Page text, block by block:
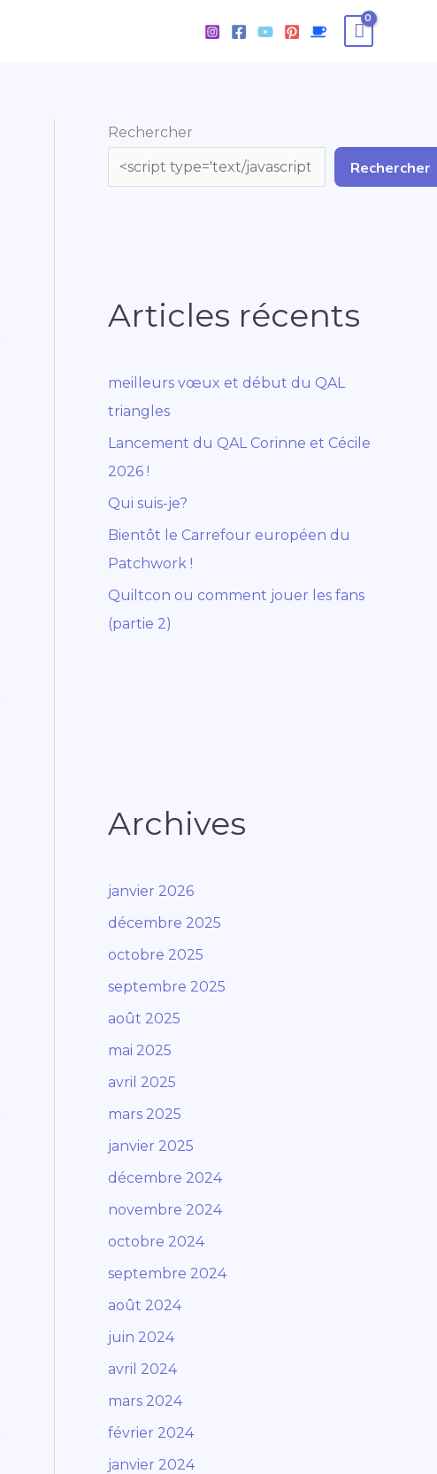
Rechercher
Rechercher
Articles récents
meilleurs vœux et début du QAL
triangles
Lancement du QAL Corinne et Cécile
2026 !
Qui suis-je?
Bientôt le Carrefour européen du
Patchwork !
Quiltcon ou comment jouer les fans
(partie 2)
Archives
janvier 2026
décembre 2025
octobre 2025
septembre 2025
août 2025
mai 2025
avril 2025
mars 2025
janvier 2025
décembre 2024
novembre 2024
octobre 2024
septembre 2024
août 2024
juin 2024
avril 2024
mars 2024
février 2024
janvier 2024